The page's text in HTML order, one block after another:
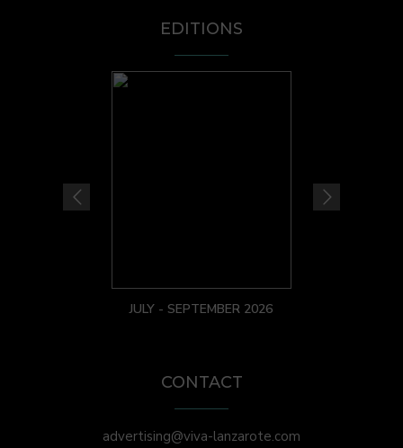
EDITIONS
JULY - SEPTEMBER 2026
CONTACT
advertising@viva-lanzarote.com